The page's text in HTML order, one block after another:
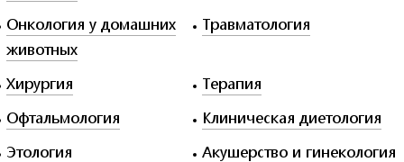
Онкология у домашних
животных
Травматология
Хирургия
Терапия
Офтальмология
Клиническая диетология
Этология
Акушерство и гинекология